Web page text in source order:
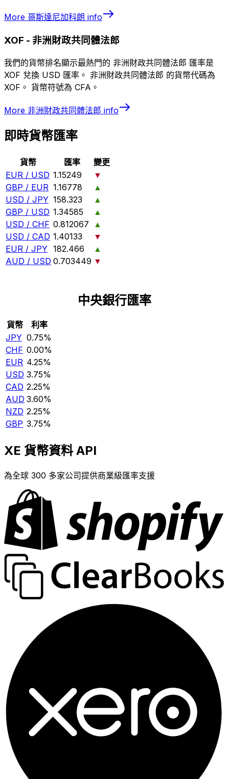
More 哥斯達尼加科朗 info
XOF - 非洲財政共同體法郎
我們的貨幣排名顯示最熱門的 非洲財政共同體法郎 匯率是
XOF 兌換 USD 匯率。 非洲財政共同體法郎 的貨幣代碼為
XOF。 貨幣符號為 CFA。
More 非洲財政共同體法郎 info
即時貨幣匯率
貨幣 匯率
變更
EUR / USD 1.15249
▼
GBP / EUR 1.16778
▲
USD / JPY 158.323
▲
GBP / USD 1.34585
▲
USD / CHF 0.812067
▲
USD / CAD 1.40133
▼
EUR / JPY 182.466
▲
AUD / USD 0.703449 ▼
中央銀行匯率
貨幣
利率
JPY 0.75%
CHF 0.00%
EUR 4.25%
USD 3.75%
CAD 2.25%
AUD 3.60%
NZD 2.25%
GBP 3.75%
XE 貨幣資料 API
為全球 300 多家公司提供商業級匯率支援